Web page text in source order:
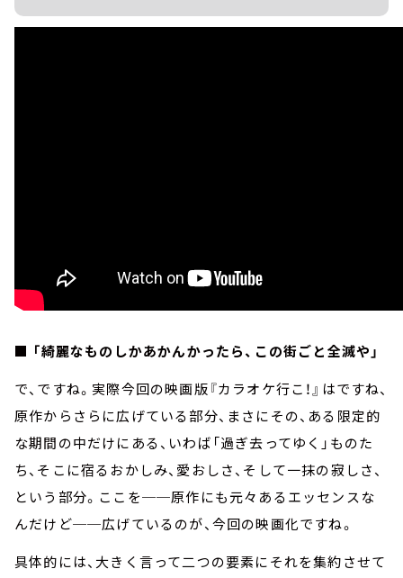
■ 「綺麗なものしかあかんかったら、この街ごと全滅や」
で、ですね。実際今回の映画版『カラオケ行こ！』はですね、
原作からさらに広げている部分、まさにその、ある限定的
な期間の中だけにある、いわば「過ぎ去ってゆく」ものた
ち、そこに宿るおかしみ、愛おしさ、そして一抹の寂しさ、
という部分。ここを──原作にも元々あるエッセンスな
んだけど──広げているのが、今回の映画化ですね。
具体的には、大きく言って二つの要素にそれを集約させて